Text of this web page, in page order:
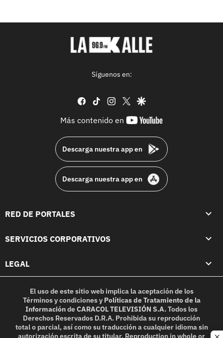
Síguenos en:
facebook
tiktok instagram
twittergoogle
Más contenido en
youtube-
Descarga nuestra app en
Descarga nuestra app en
RED DE PORTALES
SERVICIOS CORPORATIVOS
LEGAL
El uso de este sitio web implica la aceptación de los
Términos y condicionesy Políticas de Tratamiento de la
InformacióndeCARACOL TELEVISIÓN S.A.Todos los
Derechos Reservados D.R.A. Prohibida su reproducción
total o parcial, así como su traducción a cualquier idioma sin
autorización escrita de su titular. Reproduction in whole or